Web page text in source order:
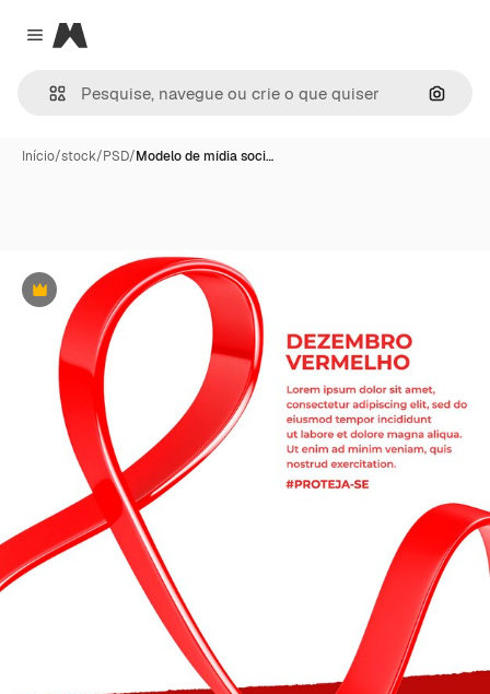
Close menu
Magnific
Início/stock/PSD/Modelo de mídia soci…
Premium